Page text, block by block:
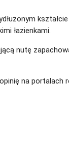
łazienkami.
nutę
na portalach